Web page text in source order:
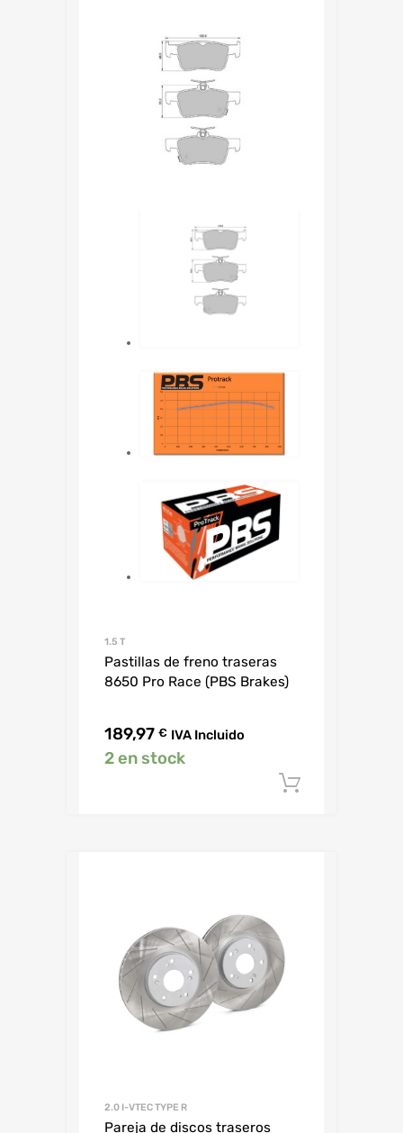
1.5 T
Pastillas de freno traseras
8650 Pro Race (PBS Brakes)
189,97 € IVA Incluido
2 en stock
2.0 I-VTEC TYPE R
Pareja de discos traseros